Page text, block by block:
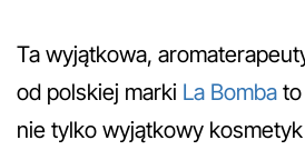
Ta wyjątkowa,
od polskiej marki La Bomba
nie tylko wyjątkowy